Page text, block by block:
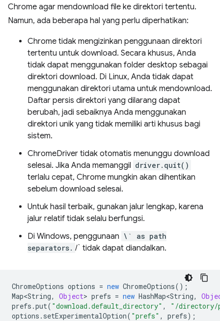
Chrome agar mendownload file ke direktori tertentu.
Namun, ada beberapa hal yang perlu diperhatikan:
Chrome tidak mengizinkan penggunaan direktori
tertentu untuk download. Secara khusus, Anda
tidak dapat menggunakan folder desktop sebagai
direktori download. Di Linux, Anda tidak dapat
menggunakan direktori utama untuk mendownload.
Daftar persis direktori yang dilarang dapat
berubah, jadi sebaiknya Anda menggunakan
direktori unik yang tidak memiliki arti khusus bagi
sistem.
ChromeDriver tidak otomatis menunggu download
selesai. Jika Anda memanggil driver.quit()
terlalu cepat, Chrome mungkin akan dihentikan
sebelum download selesai.
Untuk hasil terbaik, gunakan jalur lengkap, karena
jalur relatif tidak selalu berfungsi.
Di Windows, penggunaan \` as path
separators. /` tidak dapat diandalkan.
ChromeOptions options = new ChromeOptions();
Map<String, Object> prefs = new HashMap<String,
prefs .put( "download.default_directory" ,
"/directory/
options . setExperimentalOption( "prefs" , prefs);